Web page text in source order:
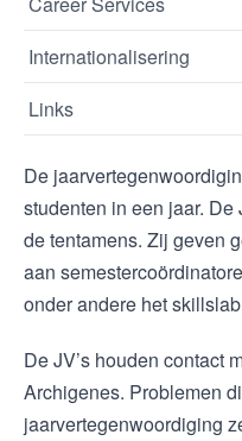
Internationalisering
Links
De
studenten in een jaar.
de tentamens. Zij geven
aan
onder andere het
De JV’s houden contact
Archigenes. Problemen
jaarvertegenwoordiging